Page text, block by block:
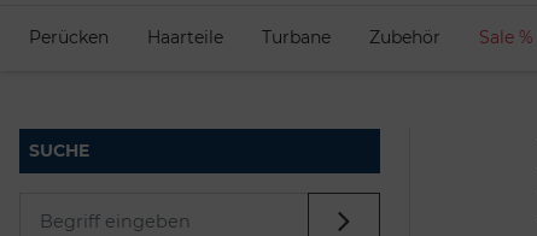
Perücken Haarteile Turbane Zubehör Sale %
SUCHE